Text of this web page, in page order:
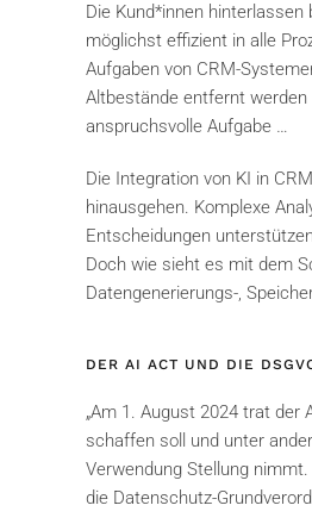
Die Kund*innen
möglichst effizient in alle
Aufgaben von CRM-
Altbestände entfernt
anspruchsvolle Aufgabe …
Die Integration von KI in
hinausgehen. Komplexe
Entscheidungen
Doch wie sieht es mit dem
Datengenerierungs-,
DER AI ACT UND DIE
„Am 1. August 2024 trat der
schaffen soll und unter
Verwendung Stellung
die Datenschutz-